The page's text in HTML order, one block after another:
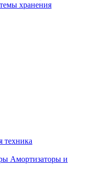
хранения
техника
Амортизаторы и